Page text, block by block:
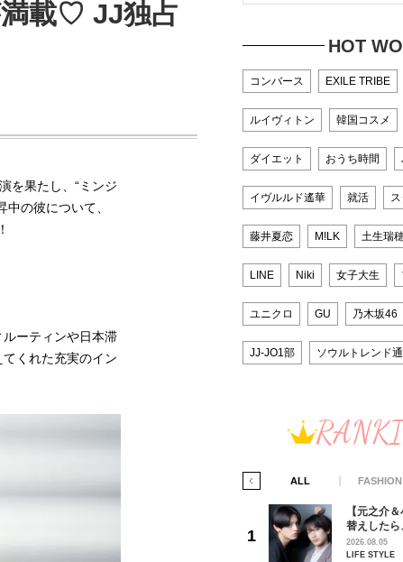
載♡ JJ独占
を果たし、“ミンジ
の彼について、
ーティンや日本滞
くれた充実のイン
HOT
コンバース EXILE TRIBE
ルイヴィトン 韓国コスメ
ダイエット おうち時間
イヴルルド遙華 就活
藤井夏恋 M!LK 土生瑞
LINE Niki 女子大生
ユニクロ GU 乃木坂46
JJ-JO1部 ソウルトレンド
ALL FASHION
【元之介
替えしたら
どうやら俺
送記念イン
2026.08.05
LIFE STYLE